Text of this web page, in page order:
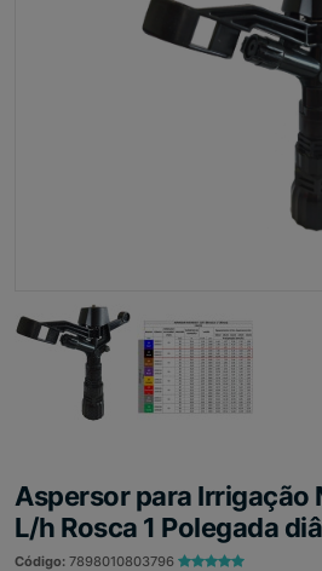
Aspersor para Irrigação
L/h Rosca 1 Polegada
Código: 7898010803796